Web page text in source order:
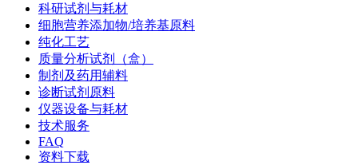
科研试剂与耗材
细胞营养添加物/培养基原料
纯化工艺
质量分析试剂（盒）
制剂及药用辅料
诊断试剂原料
仪器设备与耗材
技术服务
FAQ
资料下载